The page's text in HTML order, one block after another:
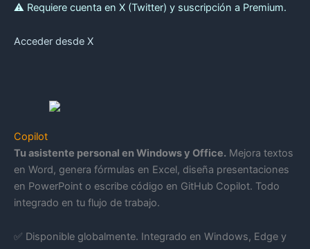
⚠️ Requiere cuenta en X (Twitter) y suscripción a Premium.
Acceder desde X
Copilot
Tu asistente personal en Windows y Office. Mejora textos
en Word, genera fórmulas en Excel, diseña presentaciones
en PowerPoint o escribe código en GitHub Copilot. Todo
integrado en tu flujo de trabajo.
✅ Disponible globalmente. Integrado en Windows, Edge y